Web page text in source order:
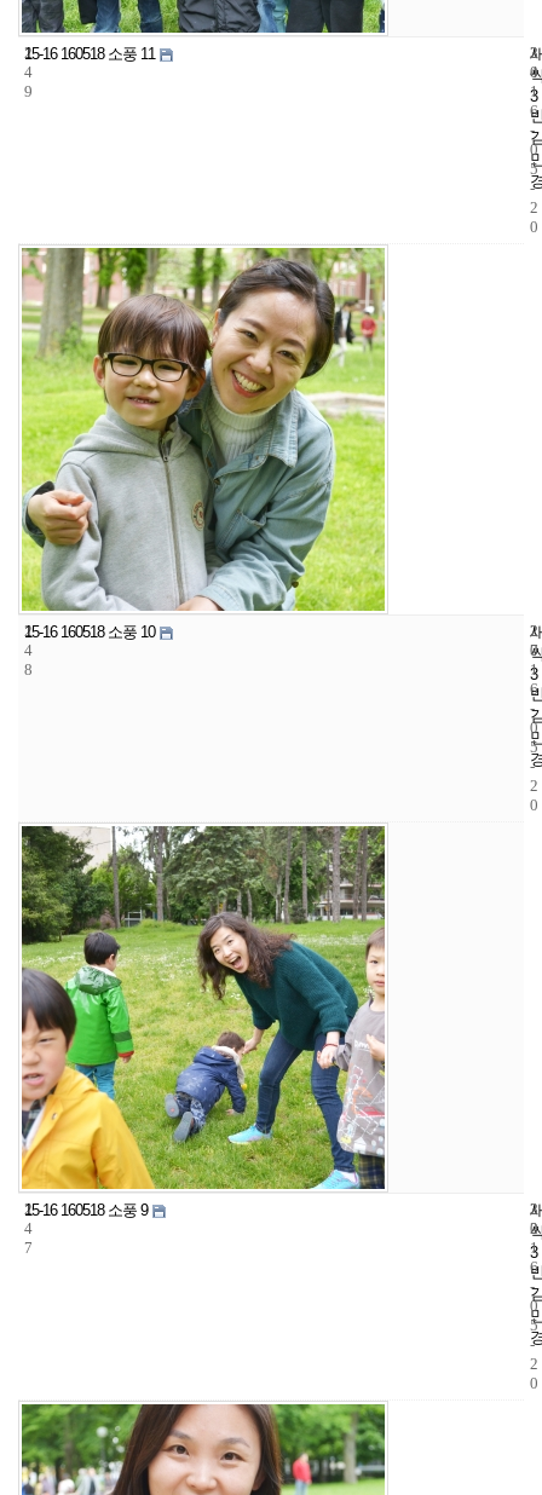
2
4
9
15-16 160518 소풍 11
3
3
4
2
0
1
6
-
0
5
-
2
0
2
4
8
15-16 160518 소풍 10
3
2
7
2
0
1
6
-
0
5
-
2
0
2
4
7
15-16 160518 소풍 9
3
3
2
2
0
1
6
-
0
5
-
2
0